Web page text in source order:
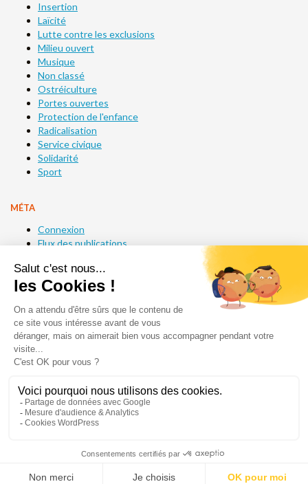
Insertion
Laïcité
Lutte contre les exclusions
Milieu ouvert
Musique
Non classé
Ostréiculture
Portes ouvertes
Protection de l'enfance
Radicalisation
Service civique
Solidarité
Sport
MÉTA
Connexion
Flux des publications
Site de WordPress-FR
Acséa
1 impasse des Ormes
CS 80070
14200 Hérouville-Saint-Clair
Fax. : 02 31 47 00 09
Plan du site Mentions légales